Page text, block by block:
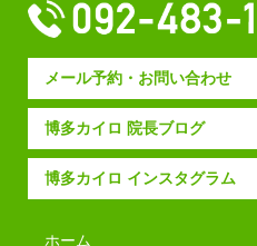
メール予約・お問い合わせ
博多カイロ 院長ブログ
博多カイロ インスタグラム
ホーム